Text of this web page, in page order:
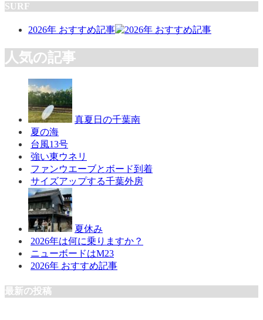
SURF
2026年 おすすめ記事
人気の記事
真夏日の千葉南
夏の海
台風13号
強い東ウネリ
ファンウエーブとボード到着
サイズアップする千葉外房
夏休み
2026年は何に乗りますか？
ニューボードはM23
2026年 おすすめ記事
最新の投稿